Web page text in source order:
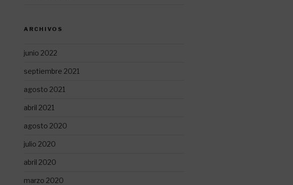
ARCHIVOS
junio 2022
septiembre 2021
agosto 2021
abril 2021
agosto 2020
julio 2020
abril 2020
marzo 2020